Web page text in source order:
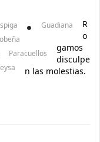
Guadiana
Paracuellos
R
o
gamos
disculpe
n las molestias.